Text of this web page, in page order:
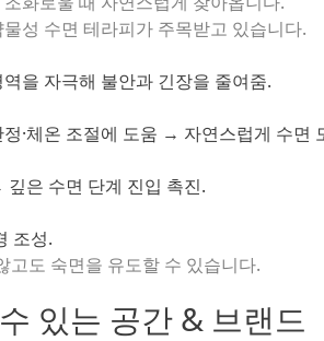
성 수면 테라피가 주목받고 있습니다.
을 자극해 불안과 긴장을 줄여줌.
·체온 조절에 도움 → 자연스럽게 수면
깊은 수면 단계 진입 촉진.
조성.
고도 숙면을 유도할 수 있습니다.
있는 공간 & 브랜드